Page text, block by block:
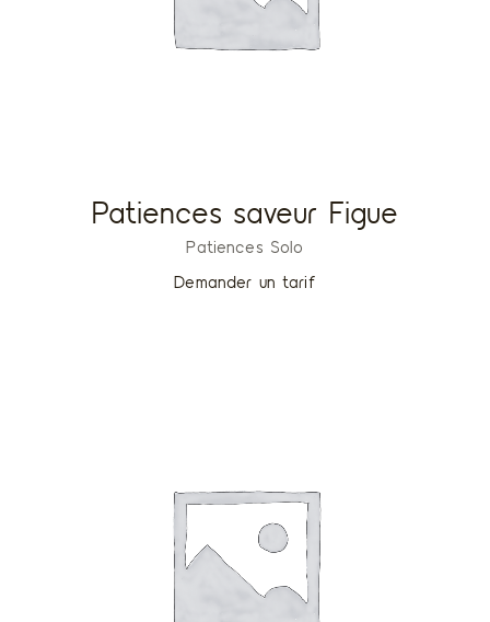
Patiences saveur Figue
Patiences Solo
Demander un tarif